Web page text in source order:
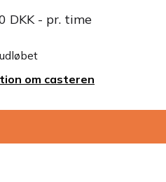
DKK - pr. time
om casteren